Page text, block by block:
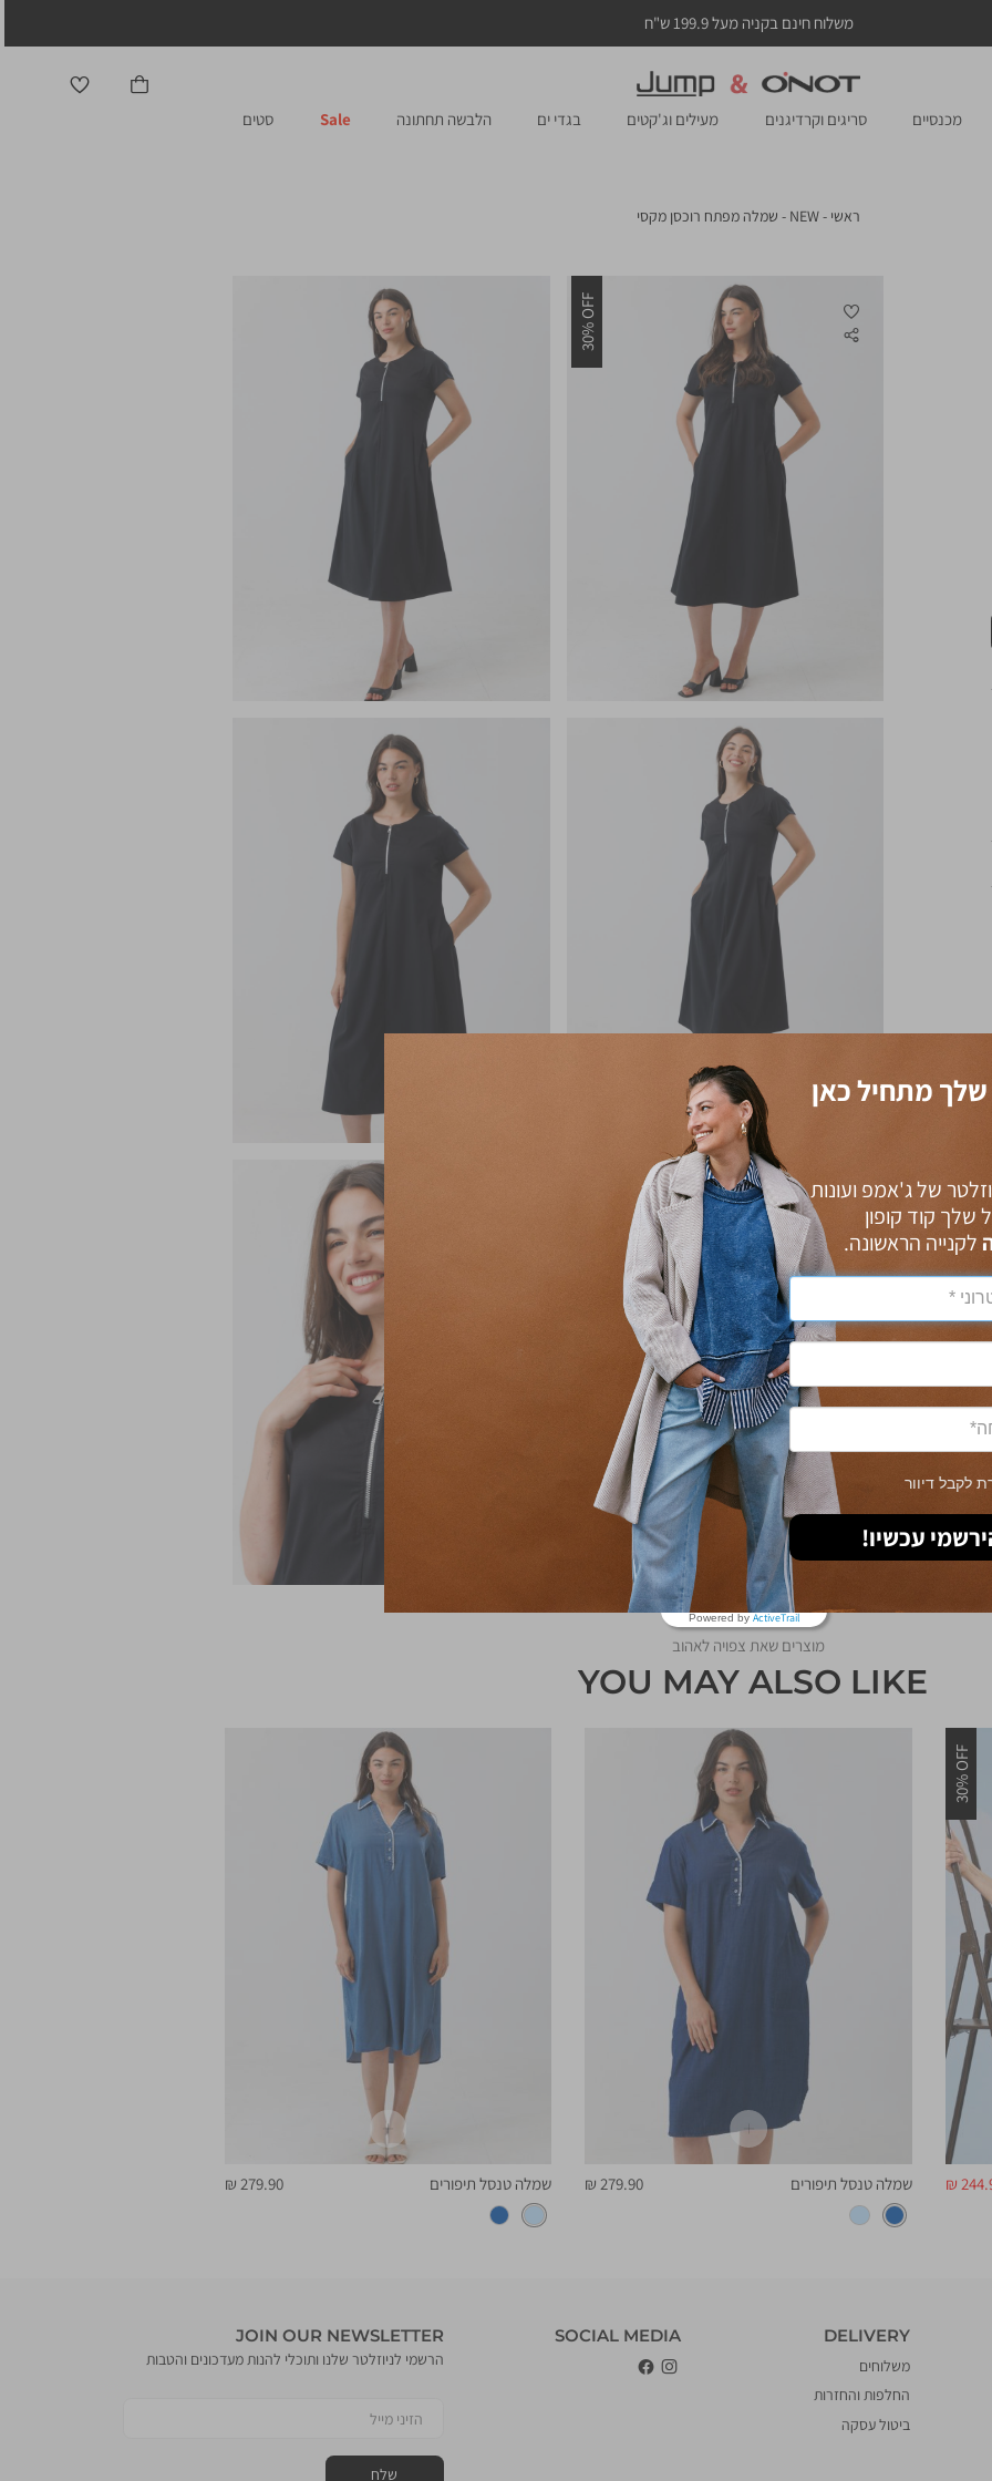
משלוח חינם בקניה מעל 199.9 ש"ח
מכנסיים סריגים וקרדיגנים מעילים וג'קטים בגדי ים הלבשה תחתונה Sale סטים
ראשי ראשי
NEW
NEW
שמלה מפתח רוכסן מקסי
30% OFF
YOU MAY ALSO LIKE
מוצרים שאת צפויה לאהוב
30% OFF
שמלה טנסל תיפורים
מחיר
279.90 ₪ שמלה טנסל תיפורים
מחיר
279.90 ₪
DELIVERY
DELIVERY
משלוחים
החלפות והחזרות
ביטול עסקה
‎SOCIAL MEDIA
JOIN OUR NEWSLETTER
הרשמי לניוזלטר שלנו ותוכלי להנות מעדכונים והטבות
הזיני מייל
שלח
שלך מתחיל כאן
של ג'אמפ ועונות
שלך קוד קופון
לקנייה הראשונה.
לקבל דיוור
עכשיו!
Powered by ActiveTrail